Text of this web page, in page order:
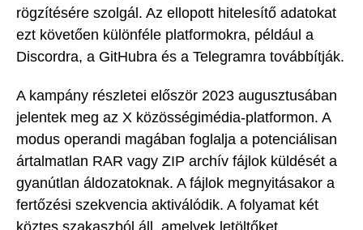
rögzítésére szolgál. Az ellopott hitelesítő adatokat
ezt követően különféle platformokra, például a
Discordra, a GitHubra és a Telegramra továbbítják.
A kampány részletei először 2023 augusztusában
jelentek meg az X közösségimédia-platformon. A
modus operandi magában foglalja a potenciálisan
ártalmatlan RAR vagy ZIP archív fájlok küldését a
gyanútlan áldozatoknak. A fájlok megnyitásakor a
fertőzési szekvencia aktiválódik. A folyamat két